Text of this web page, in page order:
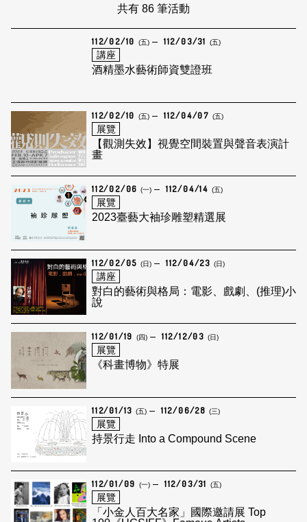
共有 86 筆活動
112/02/10 (五) 112/03/31 (五)
講座
酒精墨水藝術師資雙證班
112/02/10 (五) 112/04/07 (五)
展覽
【觀測失效】視覺空間裝置與聲音表演計
畫
112/02/06 (一) 112/04/14 (五)
展覽
2023臺藝大袖珍雕塑精選展
112/02/05 (日) 112/04/23 (日)
講座
對白的藝術與格局：電影、戲劇、(推理)小
說
112/01/19 (四) 112/12/03 (日)
展覽
《科畫博物》特展
112/01/13 (五) 112/06/28 (三)
展覽
持景行走 Into a Compound Scene
112/01/09 (一) 112/03/31 (五)
展覽
「小金人百大名家」國際邀請展 Top